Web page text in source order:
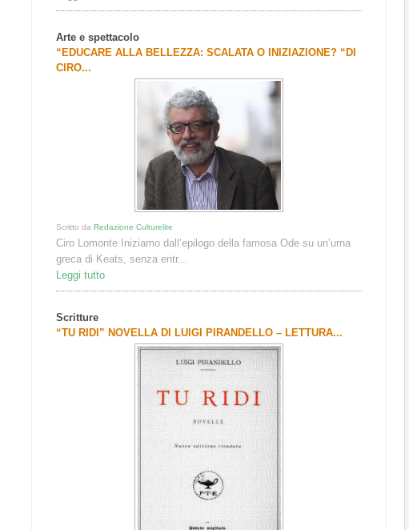
Arte e spettacolo
“EDUCARE ALLA BELLEZZA: SCALATA O INIZIAZIONE? “DI
CIRO...
Scritto daRedazione Culturelite
Ciro Lomonte Iniziamo dall’epilogo della famosa Ode su un’urna
greca di Keats, senza entr...
Leggi tutto
Scritture
“TU RIDI” NOVELLA DI LUIGI PIRANDELLO – LETTURA...